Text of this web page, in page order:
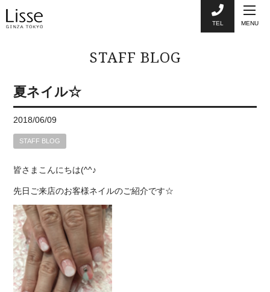
TEL MENU
STAFF BLOG
夏ネイル☆
2018/06/09
STAFF BLOG
皆さまこんにちは(^^♪
先日ご来店のお客様ネイルのご紹介です☆